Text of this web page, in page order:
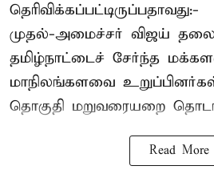
தெரிவிக்கப்பட்டிருப்பதாவது:-
முதல்-அமைச்சர் விஜய்
தமிழ்நாட்டைச் சேர்ந்த
மாநிலங்களவை
தொகுதி மறுவரையறை
Read More